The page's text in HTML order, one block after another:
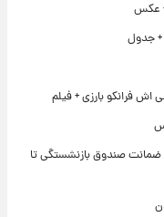
عکس
اش فرانکو بارزی + فیلم
صندوق بازنشستگی تا